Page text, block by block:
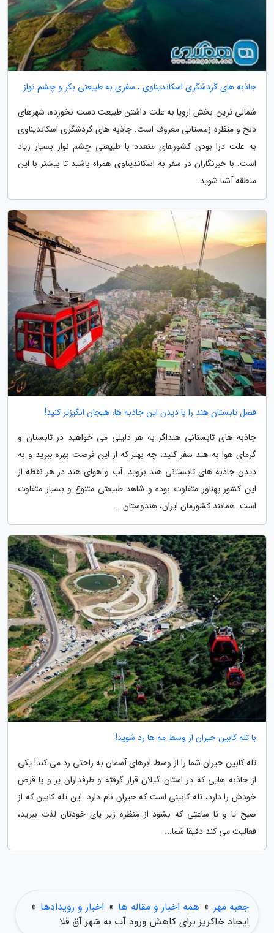
جاذبه های گردشگری اسکاندیناوی ، سفری به طبیعتی بکر و چشم نواز
شمالی ترین بخش اروپا به علت داشتن طبیعت دست نخورده، شهرهای
دنج و منظره زمستانی معروف است. جاذبه های گردشگری اسکاندیناوی
به علت درا بودن کشورهای متعدد با طبیعتی چشم نواز بسیار زیاد
است. با خبرنگاران در سفر به اسکاندیناوی همراه باشید تا بیشتر با این
منطقه آشنا شوید.
فصل تابستان هند را با دیدن این جاذبه ها، هیجان انگیزتر کنید!
جاذبه های تابستانی هنداگر به هر دلیلی می خواهید در تابستان و
گرمای هوا به هند سفر کنید، چه بهتر که از این فرصت بهره ببرید و به
دیدن جاذبه های تابستانی هند بروید. آب و هوای هند در هر نقطه از
این کشور پهناور متفاوت بوده و شاهد طبیعتی متنوع و بسیار متفاوت
است. همانند کشورمان ایران، هندوستان...
با تله کابین حیران از وسط مه ها رد شوید!
تله کابین حیران شما را از وسط ابرهای آسمان به راحتی رد می کند! یکی
از جاذبه هایی که در استان گیلان قرار گرفته و طرفداران پر و پا قرص
خودش را دارد، تله کابینی است که حیران نام دارد. این تله کابین که از
صبح تا و تا ساعتی که بشود از منظره زیر پای خودتان لذت ببرید،
فعالیت می کند دقیقا شما...
جعبه مهر » همه اخبار و مقاله ها » اخبار و رویدادها »
ایجاد خاکریز برای کاهش ورود آب به شهر آق قلا